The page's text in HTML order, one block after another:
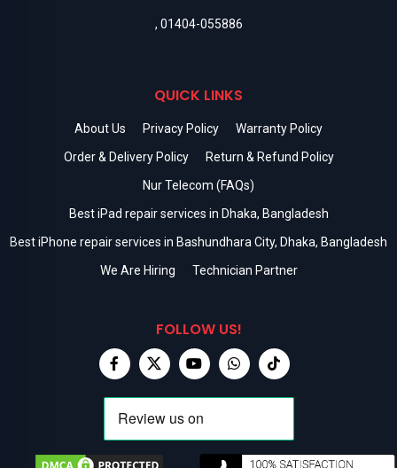
, 01404-055886
QUICK LINKS
About Us Privacy Policy
Warranty Policy
Order & Delivery Policy
Return & Refund Policy
Nur Telecom (FAQs)
Best iPad repair services in Dhaka, Bangladesh
Best iPhone repair services in Bashundhara City, Dhaka, Bangladesh
We Are Hiring
Technician Partner
FOLLOW US!